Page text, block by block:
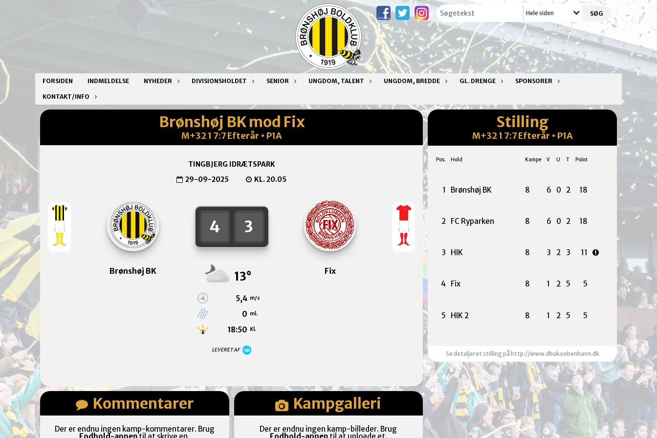
Hele siden
FORSIDEN INDMELDELSE NYHEDER DIVISIONSHOLDET SENIOR UNGDOM, TALENT UNGDOM, BREDDE GL. DRENGE SPONSORER
KONTAKT/INFO
Brønshøj BK mod Fix
M+32 1 7:7 Efterår • P1A
TINGBJERG IDRÆTSPARK
29-09-2025
KL. 20.05
Brønshøj BK
4 3
13°
5,4 m/s
0 ml.
18:50 Kl.
LEVERET AF
Fix
Stilling
M+32 1 7:7 Efterår • P1A
Pos. Hold Kampe V U T Point
1 Brønshøj BK 8 6 0 2 18
2 FC Ryparken 8 6 0 2 18
3 HIK 8 3 2 3 11
4 Fix 8 1 2 5 5
5 HIK 2 8 1 2 5 5
Se detaljeret stilling på http://www.dbukoebenhavn.dk
Kommentarer
Der er endnu ingen kamp-kommentarer. Brug
Kampgalleri
Der er endnu ingen kamp-billeder. Brug